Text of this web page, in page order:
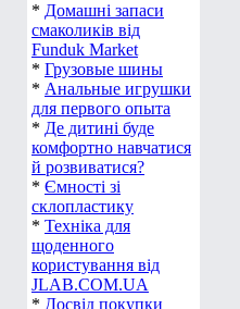
* Домашні запаси
смаколиків від
Funduk Market
* Грузовые шины
* Анальные игрушки
для первого опыта
* Де дитині буде
комфортно навчатися
й розвиватися?
* Ємності зі
склопластику
* Техніка для
щоденного
користування від
JLAB.COM.UA
* Досвід покупки